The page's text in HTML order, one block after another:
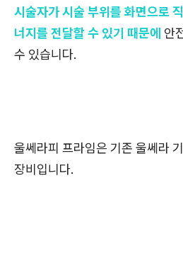
시술자가 시술 부위를 화면으로
너지를 전달할 수 있기 때문에 안
수 있습니다.
울쎄라피 프라임은 기존 울쎄라
장비입니다.